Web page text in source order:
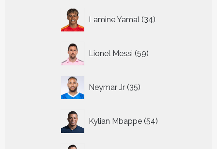
Lamine Yamal 34
producten
Lionel Messi 59
producten
Neymar Jr 35
producten
Kylian Mbappe 54
producten